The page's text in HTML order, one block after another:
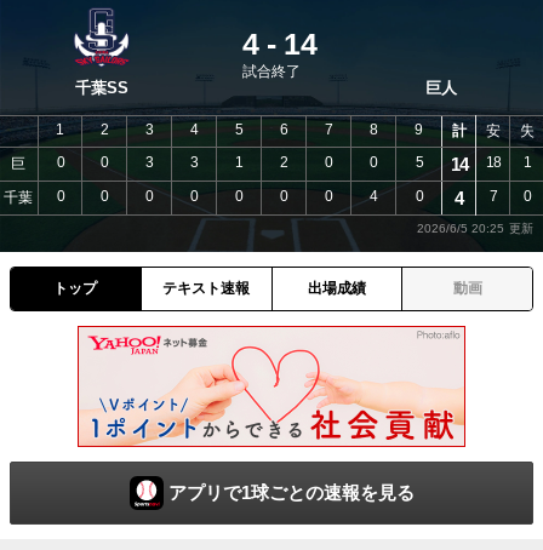
千葉SS
4 - 14
試合終了
巨人
巨
千葉
1 2 3 4 5 6 7 8
9
0
0 3 3 1 2 0 0
5
0
0 0 0 0 0 0 4 0
計 安 失
14 18 1
4 7 0
2026/6/5 20:25
トップ テキスト速報 出場成績 動画
アプリで1球ごとの速報を見る